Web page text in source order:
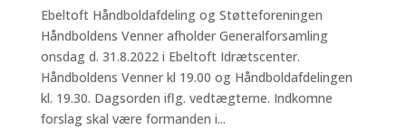
Ebeltoft Håndboldafdeling og Støtteforeningen
Håndboldens Venner afholder Generalforsamling
onsdag d. 31.8.2022 i Ebeltoft Idrætscenter.
Håndboldens Venner kl 19.00 og Håndboldafdelingen
kl. 19.30. Dagsorden iflg. vedtægterne. Indkomne
forslag skal være formanden i...